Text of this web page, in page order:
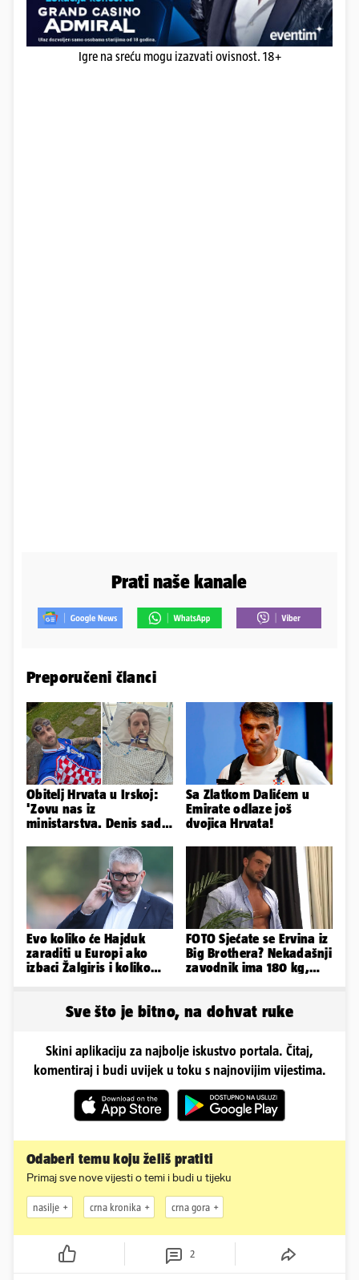
Igre na sreću mogu izazvati ovisnost. 18+
Prati naše kanale
Preporučeni članci
Obitelj Hrvata u Irskoj:
'Zovu nas iz
ministarstva. Denis sada
nas je'
Sa Zlatkom Dalićem u
Emirate odlaze još
dvojica Hrvata!
Evo koliko će Hajduk
zaraditi u Europi ako
izbaci Žalgiris i koliko
FOTO Sjećate se Ervina iz
Big Brothera? Nekadašnji
zavodnik ima 180 kg,
Sve što je bitno, na dohvat ruke
Skini aplikaciju za najbolje iskustvo portala. Čitaj,
komentiraj i budi uvijek u toku s najnovijim vijestima.
Odaberi temu koju želiš pratiti
Primaj sve nove vijesti o temi i budi u tijeku
nasilje crna kronika crna gora
2